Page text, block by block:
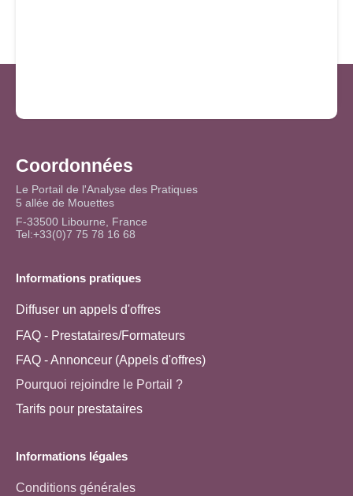
Coordonnées
Le Portail de l'Analyse des Pratiques
5 allée de Mouettes
F-33500 Libourne, France
Tel:+33(0)7 75 78 16 68
Informations pratiques
Diffuser un appels d'offres
FAQ - Prestataires/Formateurs
FAQ - Annonceur (Appels d'offres)
Pourquoi rejoindre le Portail ?
Tarifs pour prestataires
Informations légales
Conditions générales